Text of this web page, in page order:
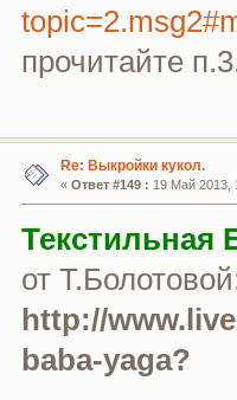
прочитайте
Re: Выкройки кукол.
« Ответ #149 : 19 Май 2013,
Текстильная
от
http://
baba-yaga?